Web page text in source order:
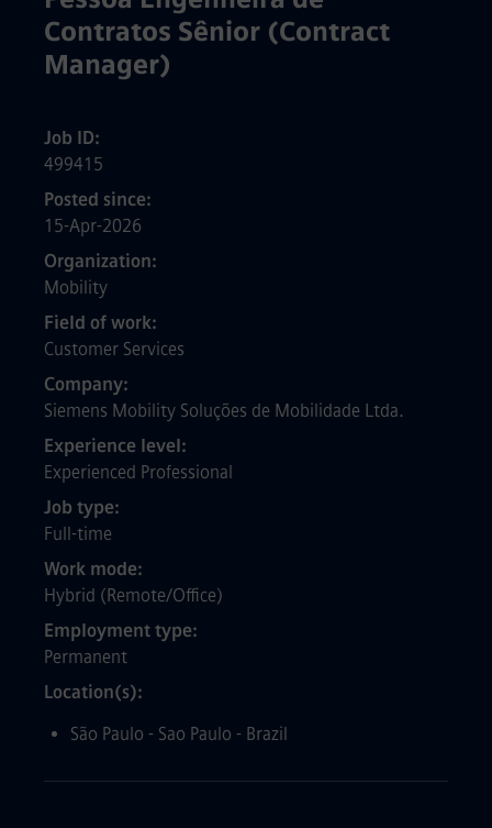
Contratos Sênior (Contract
Manager)
Job ID
499415
Posted since
15-Apr-2026
Organization
Mobility
Field of work
Customer Services
Company
Siemens Mobility Soluções de Mobilidade Ltda.
Experience level
Experienced Professional
Job type
Full-time
Work mode
Hybrid (Remote/Office)
Employment type
Permanent
Location(s)
São Paulo - Sao Paulo - Brazil